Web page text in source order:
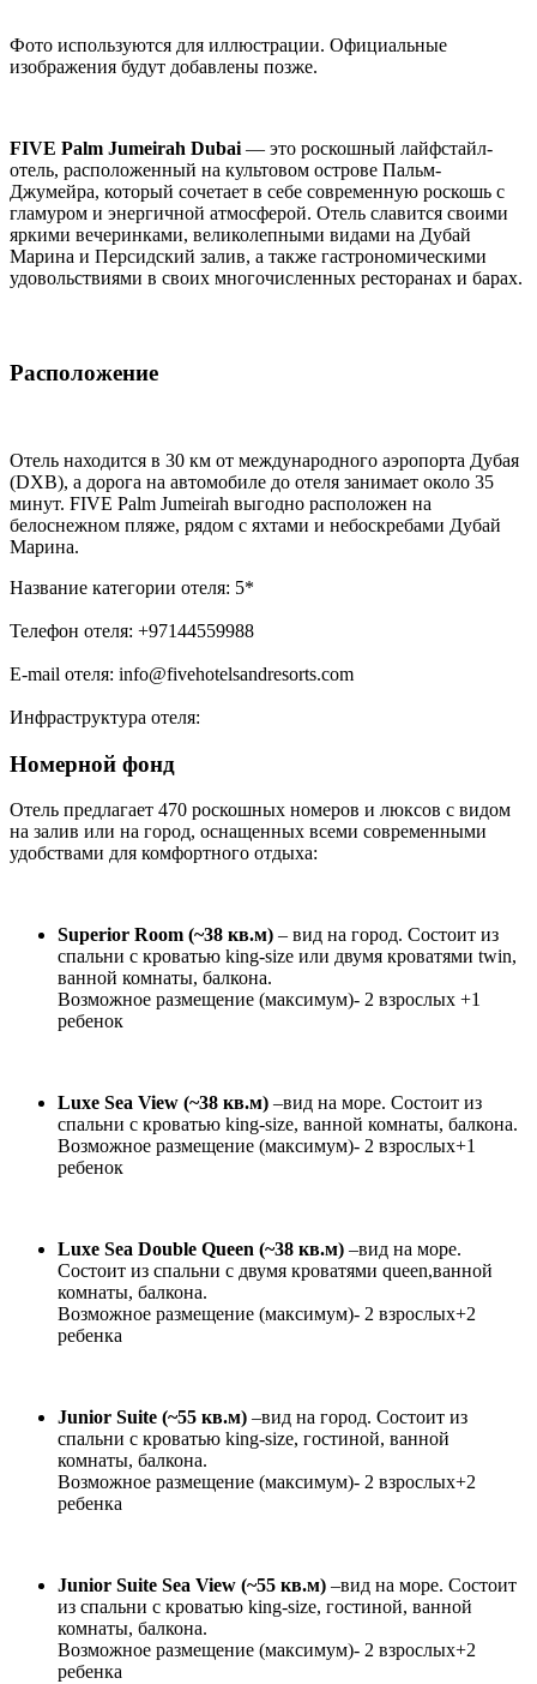
Фото используются для иллюстрации. Официальные
изображения будут добавлены позже.
FIVE Palm Jumeirah Dubai — это роскошный лайфстайл-
отель, расположенный на культовом острове Пальм-
Джумейра, который сочетает в себе современную роскошь с
гламуром и энергичной атмосферой. Отель славится своими
яркими вечеринками, великолепными видами на Дубай
Марина и Персидский залив, а также гастрономическими
удовольствиями в своих многочисленных ресторанах и барах.
Расположение
Отель находится в 30 км от международного аэропорта Дубая
(DXB), а дорога на автомобиле до отеля занимает около 35
минут. FIVE Palm Jumeirah выгодно расположен на
белоснежном пляже, рядом с яхтами и небоскребами Дубай
Марина.
Название категории отеля: 5*
Телефон отеля: +97144559988
E-mail отеля: info@fivehotelsandresorts.com
Инфраструктура отеля:
Номерной фонд
Отель предлагает 470 роскошных номеров и люксов с видом
на залив или на город, оснащенных всеми современными
удобствами для комфортного отдыха:
Superior Room (~38 кв.м) – вид на город. Состоит из
спальни с кроватью king-size или двумя кроватями twin,
ванной комнаты, балкона.
Возможное размещение (максимум)- 2 взрослых +1
ребенок
Luxe Sea View (~38 кв.м) –вид на море. Состоит из
спальни с кроватью king-size, ванной комнаты, балкона.
Возможное размещение (максимум)- 2 взрослых+1
ребенок
Luxe Sea Double Queen (~38 кв.м) –вид на море.
Состоит из спальни c двумя кроватями queen,ванной
комнаты, балкона.
Возможное размещение (максимум)- 2 взрослых+2
ребенка
Junior Suite (~55 кв.м) –вид на город. Состоит из
спальни с кроватью king-size, гостиной, ванной
комнаты, балкона.
Возможное размещение (максимум)- 2 взрослых+2
ребенка
Junior Suite Sea View (~55 кв.м) –вид на море. Состоит
из спальни с кроватью king-size, гостиной, ванной
комнаты, балкона.
Возможное размещение (максимум)- 2 взрослых+2
ребенка